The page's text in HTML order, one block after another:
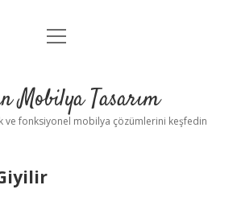
Anasayfa
Yasal Uyarı
menüyü
Mobilya Tasarım
ve fonksiyonel mobilya çözümlerini keşfedin